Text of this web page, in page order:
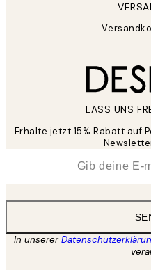
LASS UNS
Erhalte jetzt 15% Rabatt auf
In unserer